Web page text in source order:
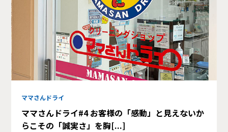
ママさんドライ
ママさんドライ#4 お客様の「感動」と見えないか
らこその「誠実さ」を胸[...]